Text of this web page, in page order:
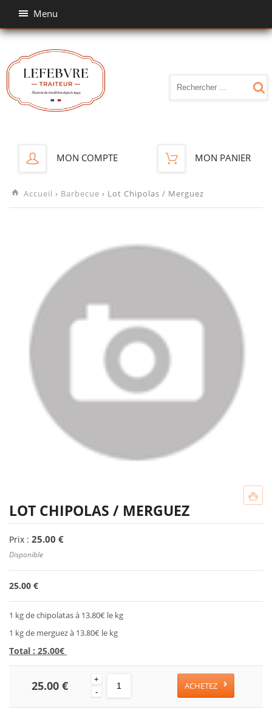
Menu
MON COMPTE MON PANIER
Accueil › Barbecue › Lot Chipolas / Merguez
LOT CHIPOLAS / MERGUEZ
Prix : 25.00 €
Disponible
25.00 €
1 kg de chipolatas à 13.80€ le kg
1 kg de merguez à 13.80€ le kg
Total : 25.00€
25.00 €
+
-
ACHETEZ